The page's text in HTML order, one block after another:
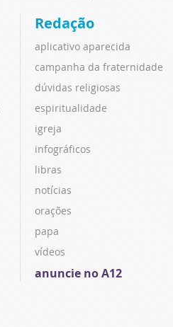
Redação
aplicativo aparecida
campanha da fraternidade
dúvidas religiosas
espiritualidade
igreja
infográficos
libras
notícias
orações
papa
vídeos
anuncie no A12